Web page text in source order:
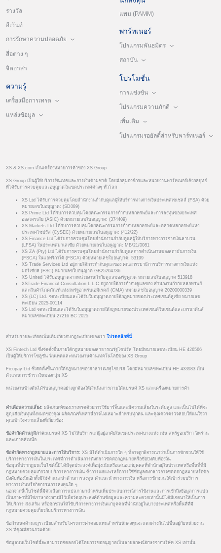
รางวัล
อีเว้นท์
การรักษาความปลอดภัย
สื่อต่าง ๆ
จิตอาสา
ความรู้
เครื่องมือการเทรด
แหล่งข้อมูล
แพม (PAMM)
พาร์ทเนอร์
โปรแกรมพันธมิตร
สถาบัน
โปรโมชั่น
การแข่งขัน
โปรแกรมความภักดี
เพิ่มเติม
โปรแกรมรอยัลตี้สำหรับพาร์ทเนอร์
XS & XS.com เป็นเครื่องหมายการค้าของ XS Group
XS Group เป็นผู้ให้บริการฟินเทคและการเงินข้ามชาติ โดยมีกลุ่มองค์กรและหน่วยงานพาร์ทเนอร์เชิงกลยุทธ์
ที่ได้รับการควบคุมและอนุญาตในเขตประเทศต่างๆ ทั่วโลก
XS Ltd ได้รับการควบคุมโดยสำนักงานกำกับดูแลผู้ให้บริการทางการเงินประเทศเซเชลส์ (FSA) ด้วย
หมายเลขใบอนุญาต: (SD089)
XS Prime Ltd ได้รับการควบคุมโดยคณะกรรมการกำกับหลักทรัพย์และการลงทุนของประเทศ
ออสเตรเลีย (ASIC) ด้วยหมายเลขใบอนุญาต: (374409)
XS Markets Ltd ได้รับการควบคุมโดยคณะกรรมการกำกับหลักทรัพย์และตลาดหลักทรัพย์แห่ง
ประเทศไซปรัส (CySEC) ด้วยหมายเลขใบอนุญาต: (412/22)
XS Finance Ltd ได้รับการควบคุมโดยสำนักงานกำกับดูแลผู้ให้บริการทางการจากเงินลาบวน
(LFSA) ในประเทศมาเลเซีย ด้วยหมายเลขใบอนุญาต: MB/21/0081
XS ZA (Pty) Ltd ได้รับการควบคุมโดยสำนักงานกำกับดูแลการดำเนินงานของสถาบันการเงิน
(FSCA) ในแอฟริกาใต้ (FSCA) ด้วยหมายเลขใบอนุญาต: 53199
XS Trade Services Ltd อยู่ภายใต้การกำกับดูแลของ คณะกรรมาธิการบริการทางการเงินแห่ง
มอริเชียส (FSC) หมายเลขใบอนุญาต GB25204786
XS United ได้รับอนุญาตจากหน่วยงานกำกับดูแลของรัฐคูเวต หมายเลขใบอนุญาต 513918
XSTrade Financial Consultation L.L.C อยู่ภายใต้การกำกับดูแลของ สำนักงานกำกับหลักทรัพย์
และสินค้าโภคภัณฑ์แห่งสหรัฐอาหรับเอมิเรตส์ (CMA) หมายเลขใบอนุญาต 20200000339
XS (LC) Ltd. จดทะเบียนและได้รับใบอนุญาตภายใต้กฎหมายของประเทศเซนต์ลูเซีย หมายเลข
ทะเบียน 2025-00114
XS Ltd จดทะเบียนและได้รับใบอนุญาตภายใต้กฎหมายของประเทศเซนต์วินเซนต์และเกรนาดีนส์
หมายเลขทะเบียน 27216 BC 2025
สำหรับรายละเอียดเพิ่มเติมเกี่ยวกับกฎระเบียบของเรา โปรดคลิกที่นี่
XS Fintech Ltd ซึ่งจัดตั้งขึ้นภายใต้กฎหมายของสาธารณรัฐไซปรัส โดยมีหมายเลขทะเบียน HE 426566
เป็นผู้ให้บริการโซลูชั่น ฟินเทคและหน่วยงานด้านเทคโนโลยีของ XS Group
Ficupay Ltd ซึ่งจัดตั้งขึ้นภายใต้กฎหมายของสาธารณรัฐไซปรัส โดยมีหมายเลขทะเบียน HE 433983 เป็น
ตัวแทนการชำระเงินของกลุ่ม XS
หน่วยงานข้างต้นได้รับอนุญาตอย่างถูกต้องให้ดำเนินการภายใต้แบรนด์ XS และเครื่องหมายการค้า
คำเตือนความเสี่ยง: ผลิตภัณฑ์ของเราเทรดด้วยการใช้มาร์จิ้นและมีความเสี่ยงในระดับสูง และเป็นไปได้ที่จะ
สูญเสียเงินทุนทั้งหมดของคุณ ผลิตภัณฑ์เหล่านี้อาจไม่เหมาะสำหรับทุกคน และคุณควรตรวจสอบให้แน่ใจว่า
คุณเข้าใจความเสี่ยงที่เกี่ยวข้อง
ข้อจำกัดด้านภูมิภาค: แบรนด์ XS ไม่ให้บริการแก่ผู้อยู่อาศัยในเขตประเทศบางแห่ง เช่น สหรัฐอเมริกา อิหร่าน
และเกาหลีเหนือ
ข้อจำกัดทางกฎหมายและการให้บริการ: XS มิได้ดำเนินการใด ๆ ที่อาจถูกพิจารณาว่าเป็นการชักชวนให้ใช้
บริการทางการเงินในประเทศที่การดำเนินการดังกล่าวขัดต่อกฎหมายหรือข้อบังคับท้องถิ่น
ข้อมูลที่ปรากฏบนเว็บไซต์นี้มิได้มีจุดประสงค์เพื่อมุ่งเน้นหรือเสนอแก่บุคคลที่พำนักอยู่ในประเทศหรือพื้นที่ที่มี
กฎหมายควบคุมเกี่ยวกับบริการทางการเงิน ซึ่งการเผยแพร่หรือการใช้ข้อมูลดังกล่าวอาจขัดต่อกฎหมายหรือข้อ
บังคับท้องถิ่นอีกทั้งมิใช่คำแนะนำด้านการลงทุน คำแนะนำทางการเงิน หรือการชักชวนให้เข้าร่วมบริการ
ทางการเงินหรือกิจกรรมการลงทุนใด ๆ
นอกจากนี้เว็บไซต์นี้มีตัวเลือกการแปลภาษาสำหรับเพิ่มประสบการณ์การใช้งานและการเข้าถึงข้อมูลการแปล
เป็นภาษาที่มิใช่ภาษาอังกฤษมีไว้เพื่อวัตถุประสงค์ด้านข้อมูลและความสะดวกเท่านั้นมิได้มีเจตนาให้เป็นการ
ให้บริการ ส่งเสริม หรือชักชวนให้ใช้บริการทางการเงินแก่บุคคลที่พำนักอยู่ในบางประเทศหรือพื้นที่ที่มี
กฎหมายควบคุมเกี่ยวกับบริการทางการเงิน
ข้อกำหนดด้านกฎระเบียบสำหรับโครงการค่าตอบแทนสำหรับนักลงทุนจะแตกต่างกันไปขึ้นอยู่กับหน่วยงาน
XS ที่คุณมีส่วนร่วมด้วย
ข้อมูลบนเว็บไซต์นี้จะสามารถคัดลอกได้โดยการขออนุญาตเป็นลายลักษณ์อักษรจากบริษัท XS เท่านั้น